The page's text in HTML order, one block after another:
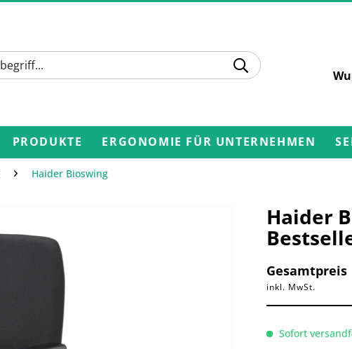
PRODUKTE ERGONOMIE FÜR UNTERNEHMEN
Haider Bioswing
Haider
Gesamtpreis
inkl. MwSt.
Sofort